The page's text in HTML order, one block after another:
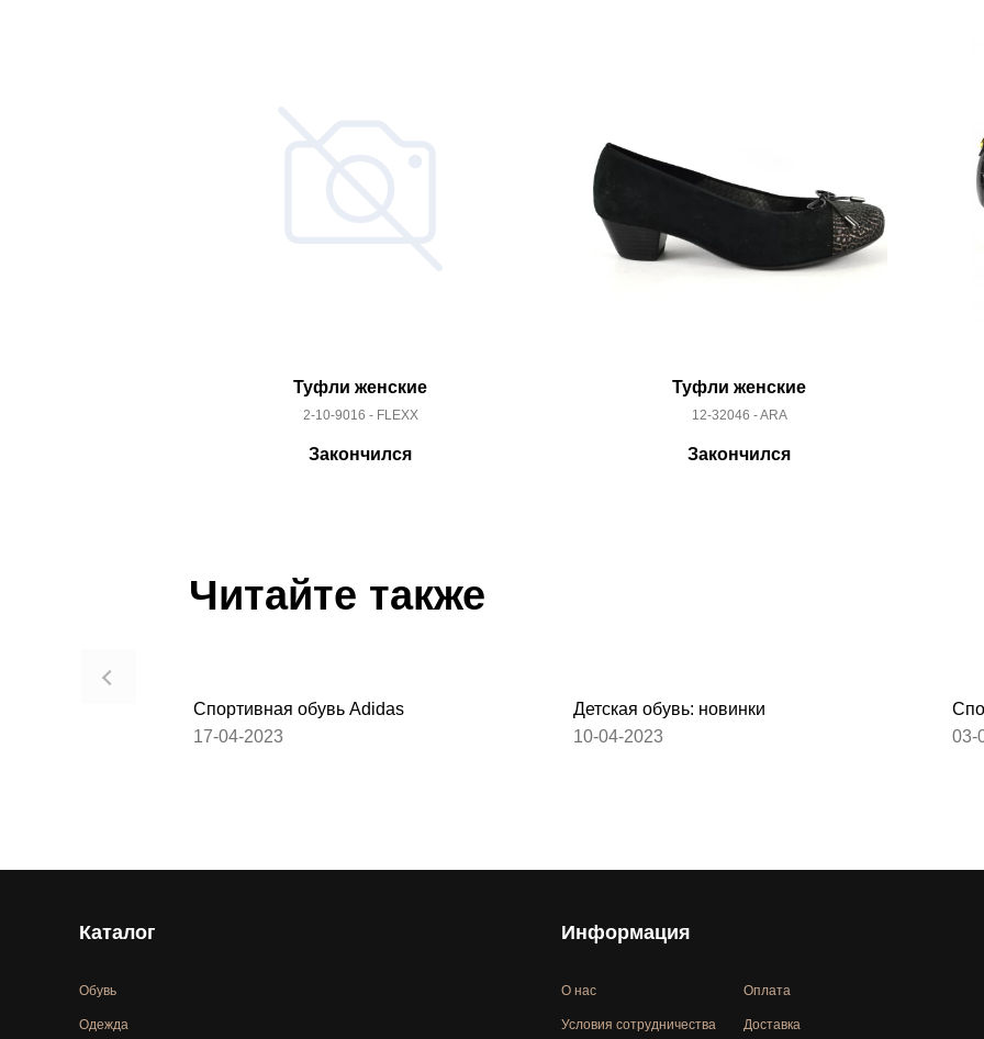
Туфли женские
2-10-9016 - FLEXX
Закончился
Туфли женские
12-32046 - ARA
Закончился
Читайте также
Спортивная обувь Adidas
17-04-2023
Детская обувь: новинки
10-04-2023
03-
Каталог
Обувь
Одежда
Информация
О нас
Условия сотрудничества
Оплата
Доставка